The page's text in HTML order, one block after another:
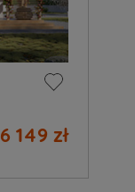
6 149 zł